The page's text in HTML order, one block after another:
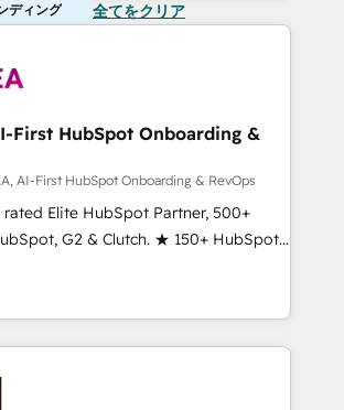
ディング 全てをクリア
First HubSpot Onboarding &
AI-First HubSpot Onboarding & RevOps
Elite HubSpot Partner, 500+
G2 & Clutch. ★ 150+ HubSpot
& Trainers across the team ★
across five continents ★ AI-
led, Onboarding obsessed ★
2024/25 INSIDEA helps